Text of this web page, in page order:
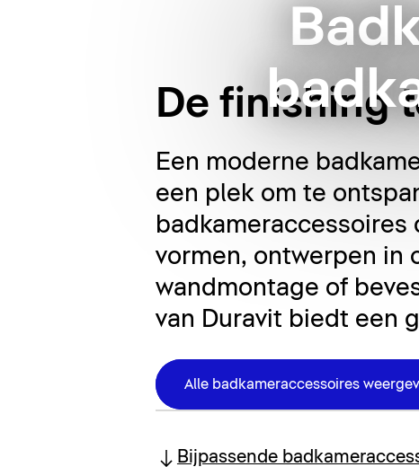
De finishing
Een moderne
een plek om te
badkameraccessoires
vormen, ontwerpen in
wandmontage of
van Duravit biedt een
Alle badkameraccessoires
Bijpassende